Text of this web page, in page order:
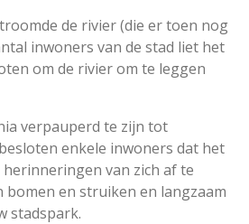
de rivier (die er toen nog
inwoners van de stad liet het
om de rivier om te leggen
verpauperd te zijn tot
enkele inwoners dat het
van zich af te
bomen en struiken en langzaam
stadspark.